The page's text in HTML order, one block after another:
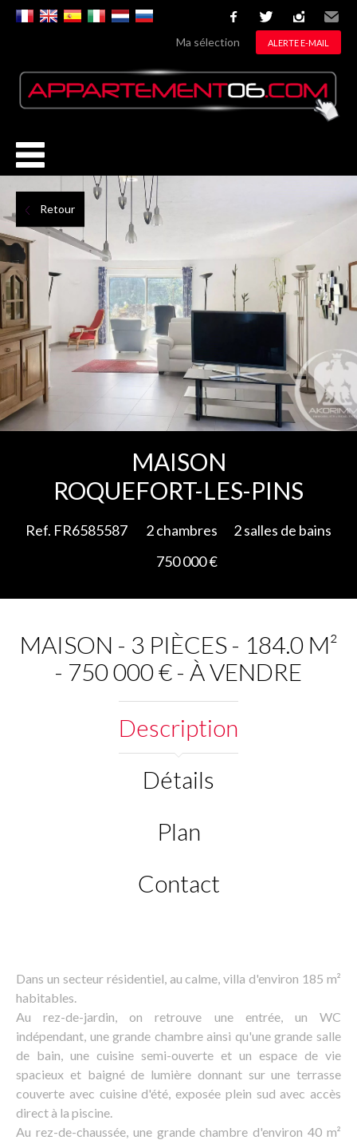
facebooktwitterinstagram
Email
Ma sélection ALERTE E-MAIL
Retour
MAISON
ROQUEFORT-LES-PINS
Ref. FR6585587 2 chambres
2 salles de bains
750 000 €
MAISON - 3 PIÈCES - 184.0 M²
- 750 000 € - À VENDRE
Description
Détails
Plan
Contact
Dans un secteur résidentiel, au calme, villa d'environ 185 m²
habitables.
Au rez-de-jardin, on retrouve une entrée, un WC
indépendant, une grande chambre ainsi qu'une grande salle
de bain, une cuisine semi-ouverte et un espace de vie
spacieux et baigné de lumière donnant sur une terrasse
couverte avec cuisine d'été, exposée plein sud avec accès
direct à la piscine.
Au rez-de-chaussée, une grande chambre d'environ 40 m²